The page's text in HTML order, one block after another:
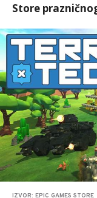
Store
IZVOR: EPIC GAMES STORE